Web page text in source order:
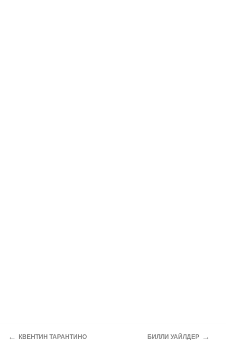
← КВЕНТИН ТАРАНТИНО БИЛЛИ УАЙЛДЕР →